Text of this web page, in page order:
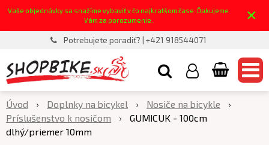
Vaše objednávky sa snažíme vybaviť v čo najkratšom čase. Ďakujeme
Vám za porozumenie.
×
Potrebujete poradiť? | +421 918544071
Úvod Doplnky na bicykel
Nosiče na bicykle
Príslušenstvo k nosičom
GUMICUK - 100cm
dlhý/priemer 10mm